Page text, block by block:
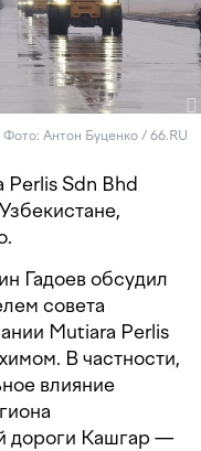
Фото: Антон Буценко / 66.RU
Perlis Sdn Bhd
Гадоев обсудил
совета
Mutiara Perlis
В частности,
влияние
дороги Кашгар —